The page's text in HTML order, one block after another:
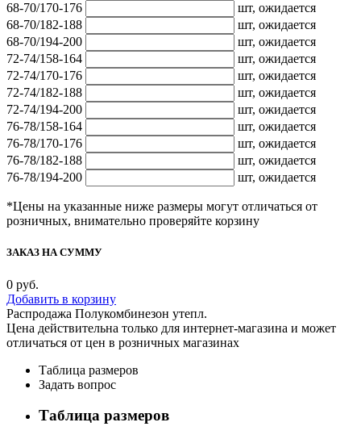
68-70/170-176
шт, ожидается
68-70/182-188
шт, ожидается
68-70/194-200
шт, ожидается
72-74/158-164
шт, ожидается
72-74/170-176
шт, ожидается
72-74/182-188
шт, ожидается
72-74/194-200
шт, ожидается
76-78/158-164
шт, ожидается
76-78/170-176
шт, ожидается
76-78/182-188
шт, ожидается
76-78/194-200
шт, ожидается
*Цены на указанные ниже размеры могут отличаться от
розничных, внимательно проверяйте корзину
ЗАКАЗ НА СУММУ
0 руб.
Добавить в корзину
Распродажа Полукомбинезон утепл.
Цена действительна только для интернет-магазина и может
отличаться от цен в розничных магазинах
Таблица размеров
Задать вопрос
Таблица размеров